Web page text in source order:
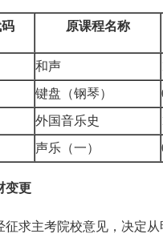
原课程名称
和声
键盘（钢琴）
外国音乐史
声乐（一）
变更
主考院校意见，决定从